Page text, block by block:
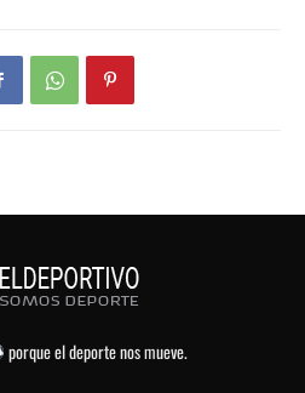
porque el deporte nos mueve.